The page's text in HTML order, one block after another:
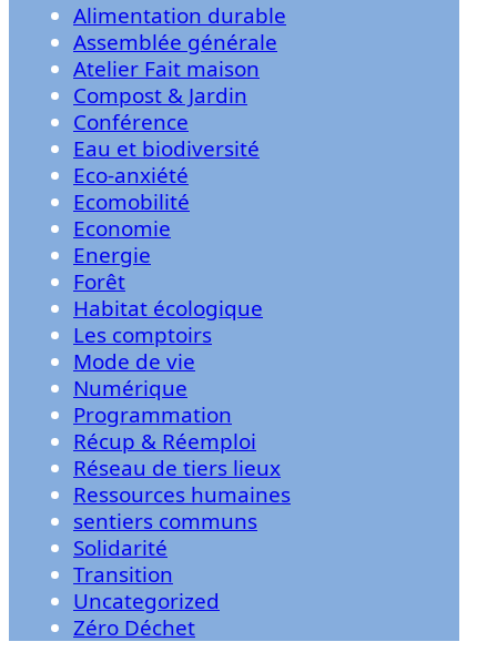
Alimentation durable
Assemblée générale
Atelier Fait maison
Compost & Jardin
Conférence
Eau et biodiversité
Eco-anxiété
Ecomobilité
Economie
Energie
Forêt
Habitat écologique
Les comptoirs
Mode de vie
Numérique
Programmation
Récup & Réemploi
Réseau de tiers lieux
Ressources humaines
sentiers communs
Solidarité
Transition
Uncategorized
Zéro Déchet